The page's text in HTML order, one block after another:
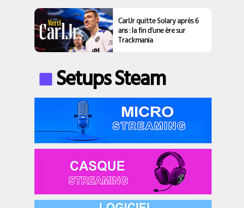
CarlJr quitte Solary après 6
ans : la fin d’une ère sur
Trackmania
Setups Steam